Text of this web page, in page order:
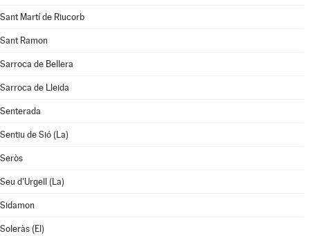
Sant Martí de Riucorb
Sant Ramon
Sarroca de Bellera
Sarroca de Lleida
Senterada
Sentiu de Sió (La)
Seròs
Seu d'Urgell (La)
Sidamon
Soleràs (El)